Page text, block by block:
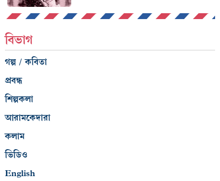
বিভাগ
গল্প / কবিতা
প্রবন্ধ
শিল্পকলা
আরামকেদারা
কলাম
ভিডিও
English